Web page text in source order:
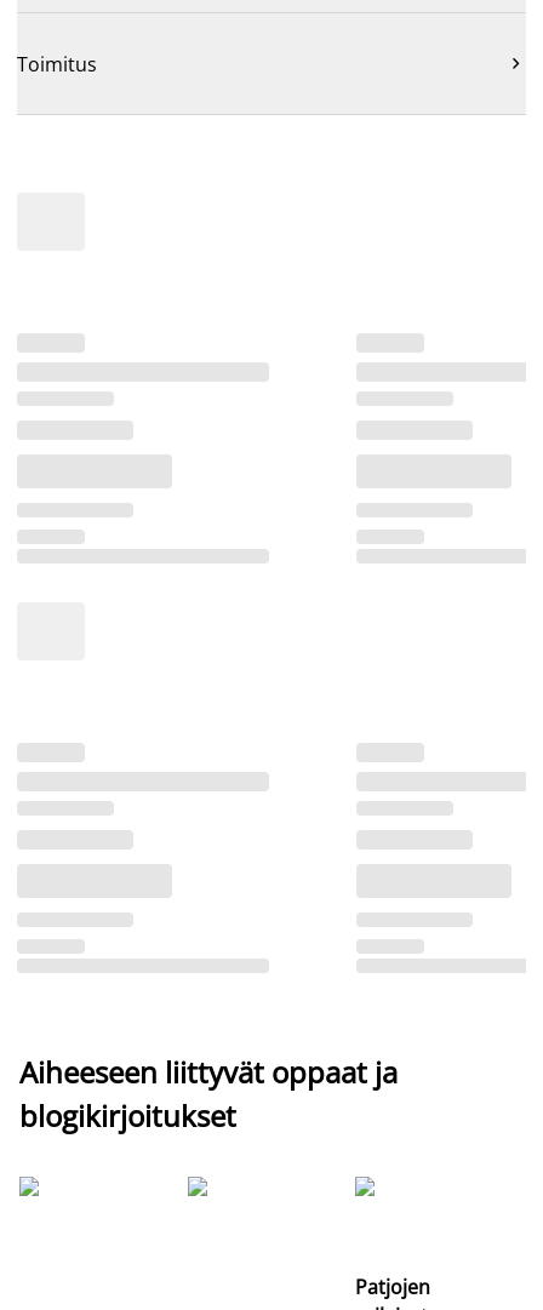
Toimitus 
Aiheeseen liittyvät oppaat ja
blogikirjoitukset
Patjojen